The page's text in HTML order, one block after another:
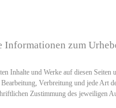
zum
Inhalte und Werke auf diesen Seiten
Verbreitung und jede Art
Zustimmung des jeweiligen